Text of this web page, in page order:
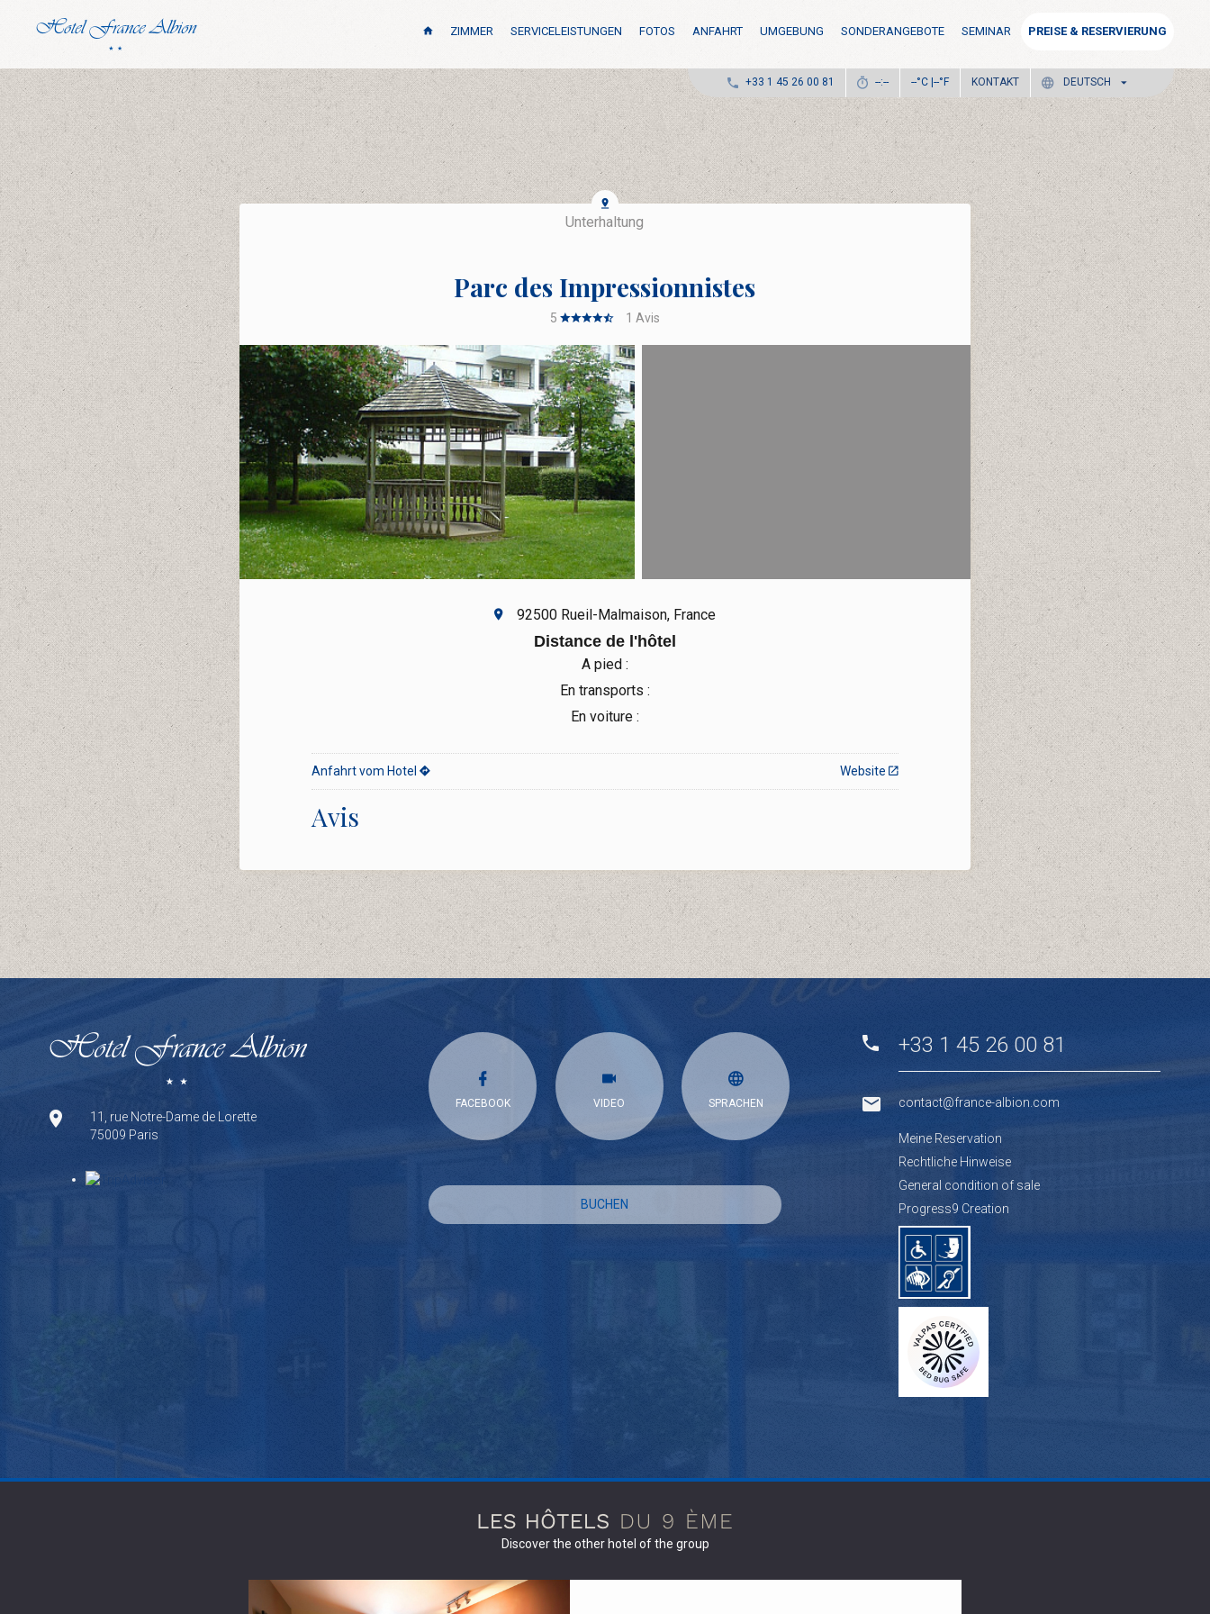
ZIMMER SERVICELEISTUNGEN FOTOS ANFAHRT UMGEBUNG SONDERANGEBOTE SEMINAR PREISE & RESERVIERUNG
+33 1 45 26 00 81 --:-- --°C | --°F KONTAKT DEUTSCH
Unterhaltung
Parc des Impressionnistes
5 1 Avis
92500 Rueil-Malmaison, France
Distance de l'hôtel
A pied :
En transports :
En voiture :
Website
Anfahrt vom Hotel
Avis
11, rue Notre-Dame de Lorette
75009 Paris
FACEBOOK VIDEO SPRACHEN
BUCHEN
+33 1 45 26 00 81
contact@france-albion.com
Meine Reservation
Rechtliche Hinweise
General condition of sale
Progress9 Creation
Discover the other hotel of the group